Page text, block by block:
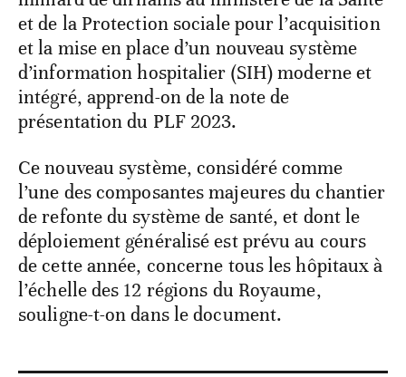
et de la Protection sociale pour l’acquisition
et la mise en place d’un nouveau système
d’information hospitalier (SIH) moderne et
intégré, apprend-on de la note de
présentation du PLF 2023.
Ce nouveau système, considéré comme
l’une des composantes majeures du chantier
de refonte du système de santé, et dont le
déploiement généralisé est prévu au cours
de cette année, concerne tous les hôpitaux à
l’échelle des 12 régions du Royaume,
souligne-t-on dans le document.